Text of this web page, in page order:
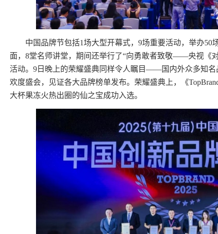
中国品牌节包括1场大型开幕式，9场重要活动，举办50
面，8堂名师讲堂，期间还举行了“向勇敢者致敬——央视《
活动。9日晚上的荣耀盛典同样令人瞩目——国内外众多知
欢度盛会，见证各大品牌榜单发布。荣耀盛典上，《
大杯果冻火热出圈的仙之宝成功入选。